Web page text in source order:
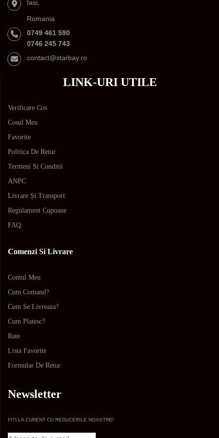
Iasi,
Romania
0749 461 590
0746 245 743
contact@starbay.ro
LINK-URI UTILE
Verificare Cos
Cosul Meu
Favorite
Politica De Retur
Termeni Si Conditii
ANPC
Livrare Și Transport
Regulament Cupoane
FAQ
Comenzi Si Livrare
Contul Meu
Cum Comand?
Cum Se Livreaza?
Cum Platesc?
Rate
Lista Favorite
Formular De Retur
Newsletter
FITI LA CURENT CU REDUCERILE NOASTRE!